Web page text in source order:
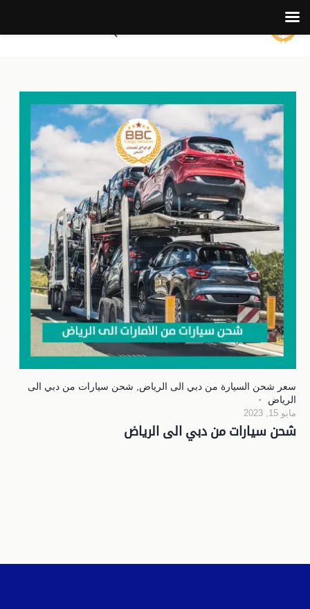
سعر شحن السيارة من دبي الى الرياض
شحن سيارات من دبي الى
الرياض
مايو 15, 2023
شحن سيارات من دبي الى الرياض